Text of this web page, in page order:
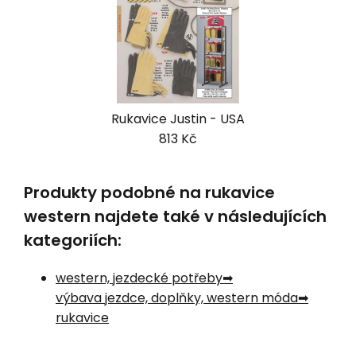
Rukavice Justin - USA
813 Kč
Produkty podobné na rukavice
western najdete také v následujících
kategoriích:
western, jezdecké potřeby
výbava jezdce, doplňky, western móda
rukavice